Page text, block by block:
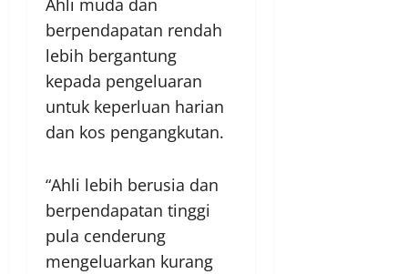
Ahli muda dan
berpendapatan rendah
lebih bergantung
kepada pengeluaran
untuk keperluan harian
dan kos pengangkutan.
“Ahli lebih berusia dan
berpendapatan tinggi
pula cenderung
mengeluarkan kurang